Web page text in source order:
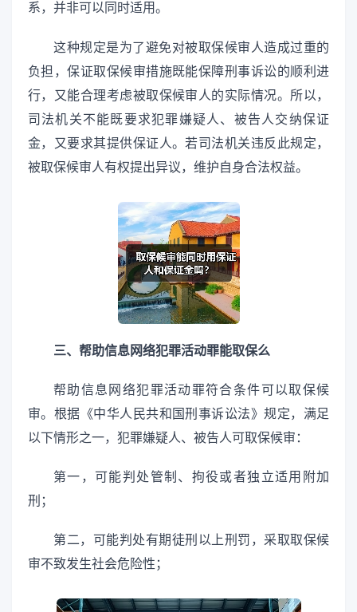
系，并非可以同时适用。
这种规定是为了避免对被取保候审人造成过重的
负担，保证取保候审措施既能保障刑事诉讼的顺利进
行，又能合理考虑被取保候审人的实际情况。所以，
司法机关不能既要求犯罪嫌疑人、被告人交纳保证
金，又要求其提供保证人。若司法机关违反此规定，
被取保候审人有权提出异议，维护自身合法权益。
三、帮助信息网络犯罪活动罪能取保么
帮助信息网络犯罪活动罪符合条件可以取保候
审。根据《中华人民共和国刑事诉讼法》规定，满足
以下情形之一，犯罪嫌疑人、被告人可取保候审：
第一，可能判处管制、拘役或者独立适用附加
刑；
第二，可能判处有期徒刑以上刑罚，采取取保候
审不致发生社会危险性；